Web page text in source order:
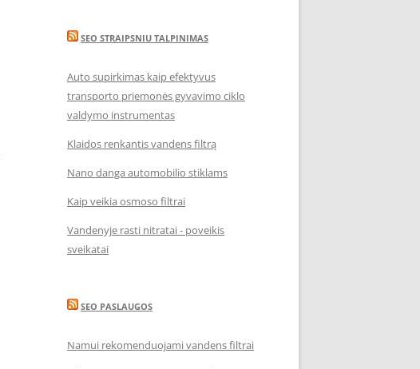
SEO STRAIPSNIU TALPINIMAS
Auto supirkimas kaip efektyvus
transporto priemonės gyvavimo ciklo
valdymo instrumentas
Klaidos renkantis vandens filtrą
Nano danga automobilio stiklams
Kaip veikia osmoso filtrai
Vandenyje rasti nitratai - poveikis
sveikatai
SEO PASLAUGOS
Namui rekomenduojami vandens filtrai